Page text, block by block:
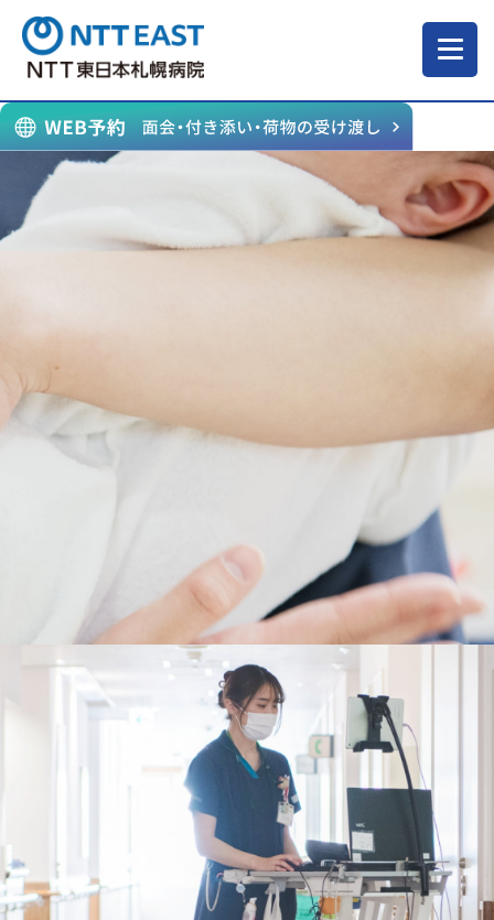
当院について
ご来院される方へ
医療・介護関係の方
採用情報
お問い合わせ